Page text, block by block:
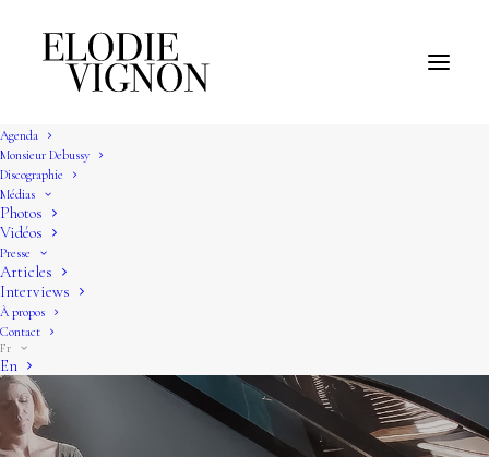
Agenda
Monsieur Debussy
Discographie
Médias
Photos
Vidéos
Presse
Articles
Interviews
À propos
Contact
Fr
En